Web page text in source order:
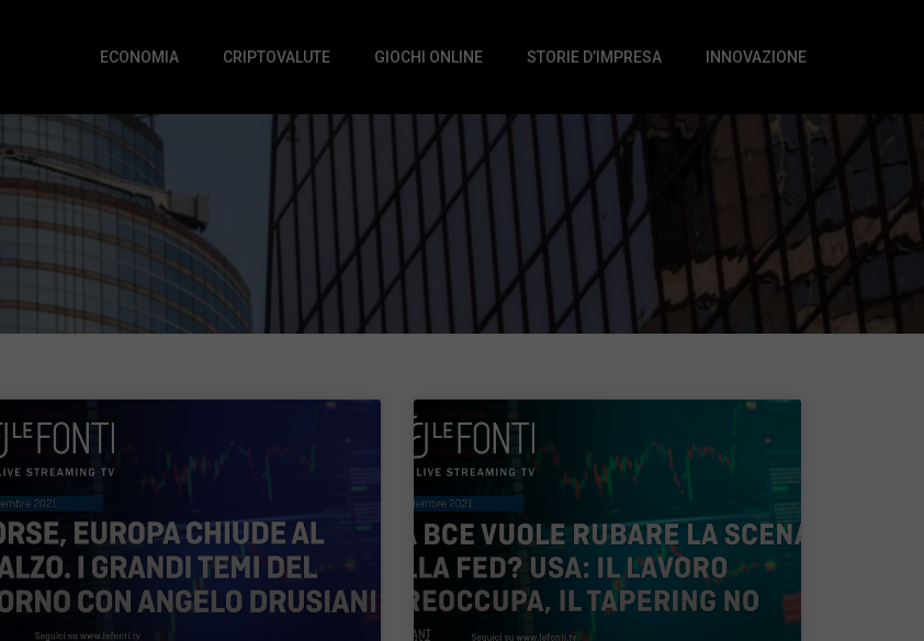
ECONOMIA CRIPTOVALUTE GIOCHI ONLINE STORIE D’IMPRESA INNOVAZIONE